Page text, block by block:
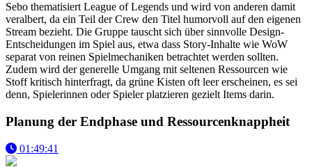
Sebo thematisiert League of Legends und wird von anderen damit
veralbert, da ein Teil der Crew den Titel humorvoll auf den eigenen
Stream bezieht. Die Gruppe tauscht sich über sinnvolle Design-
Entscheidungen im Spiel aus, etwa dass Story-Inhalte wie WoW
separat von reinen Spielmechaniken betrachtet werden sollten.
Zudem wird der generelle Umgang mit seltenen Ressourcen wie
Stoff kritisch hinterfragt, da grüne Kisten oft leer erscheinen, es sei
denn, Spielerinnen oder Spieler platzieren gezielt Items darin.
Planung der Endphase und Ressourcenknappheit
01:49:41